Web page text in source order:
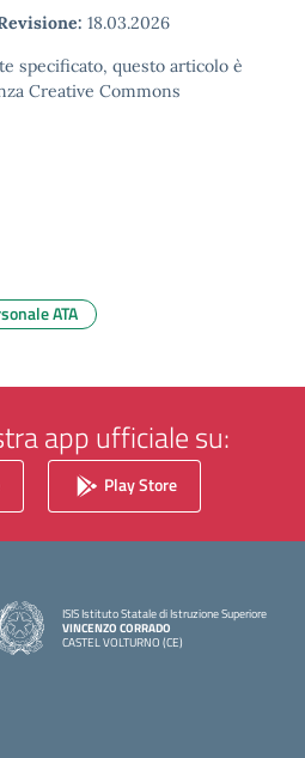
18.03.2026
specificato, questo articolo è
Creative Commons
ATA
app ufficiale su:
Play Store
ISIS Istituto Statale di Istruzione Superiore
VINCENZO CORRADO
CASTEL VOLTURNO (CE)